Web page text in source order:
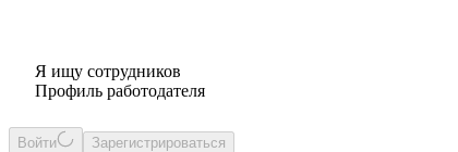
Я ищу сотрудников
Профиль работодателя
Войти Зарегистрироваться